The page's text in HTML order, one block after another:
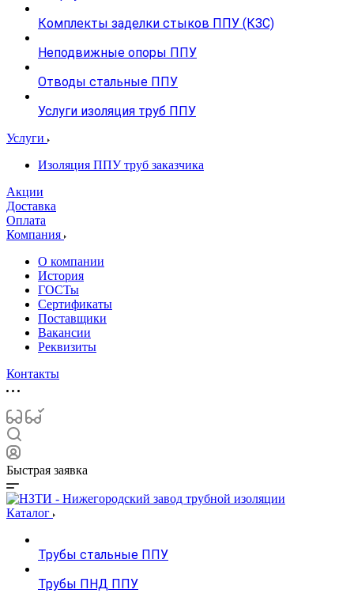
Комплекты заделки стыков ППУ (КЗС)
Неподвижные опоры ППУ
Отводы стальные ППУ
Услуги изоляция труб ППУ
Услуги
Изоляция ППУ труб заказчика
Акции
Доставка
Оплата
Компания
О компании
История
ГОСТы
Сертификаты
Поставщики
Вакансии
Реквизиты
Контакты
Быстрая заявка
Каталог
Трубы стальные ППУ
Трубы ПНД ППУ